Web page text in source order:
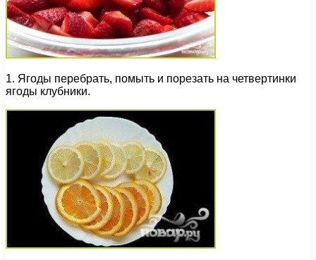
1. Ягоды перебрать, помыть и порезать на четвертинки
ягоды клубники.